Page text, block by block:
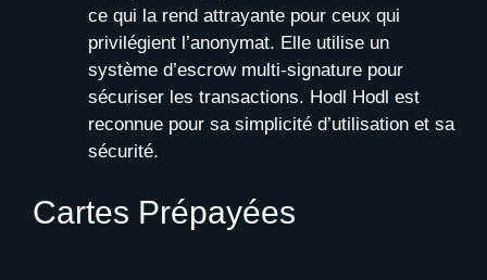
ce qui la rend attrayante pour ceux qui
privilégient l’anonymat. Elle utilise un
système d’escrow multi-signature pour
sécuriser les transactions. Hodl Hodl est
reconnue pour sa simplicité d’utilisation et sa
sécurité.
Cartes Prépayées